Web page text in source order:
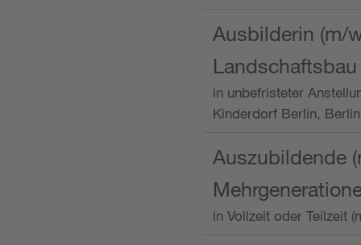
Ausbilderin (m/
Landschaftsbau
in unbefristeter
Kinderdorf Berlin, Berlin
Auszubildende
in Vollzeit oder Teilzeit